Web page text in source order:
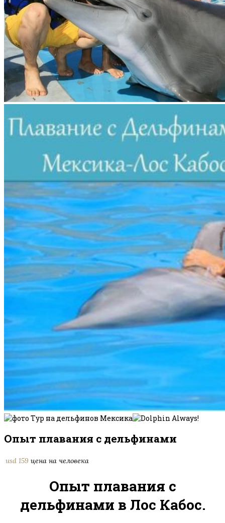
Опыт плавания с дельфинами
usd 159 цена на человека
Опыт плавания с
дельфинами в Лос Кабос.